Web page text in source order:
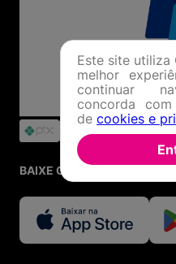
BAIXE O APP
Este site utiliza
melhor
continuar
concorda
de cookies e